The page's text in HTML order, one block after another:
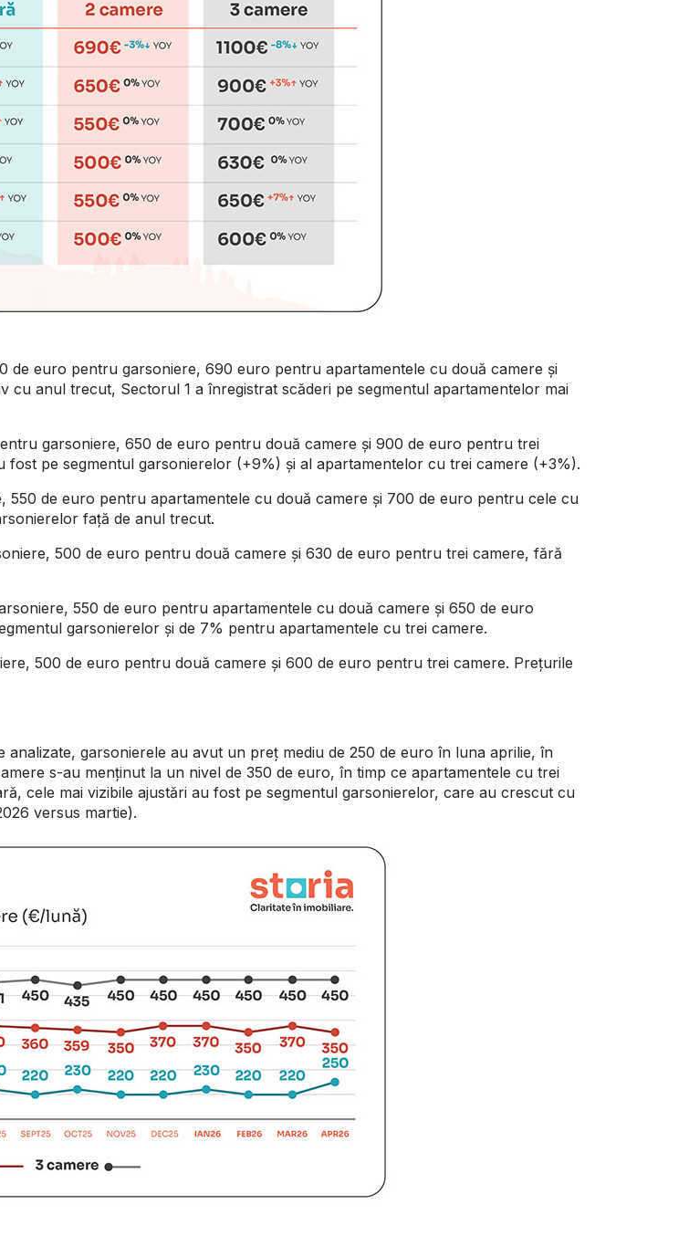
de euro pentru garsoniere, 690 euro pentru apartamentele cu două camere și
cu anul trecut, Sectorul 1 a înregistrat scăderi pe segmentul apartamentelor mai
garsoniere, 650 de euro pentru două camere și 900 de euro pentru trei
pe segmentul garsonierelor (+9%) și al apartamentelor cu trei camere (+3%).
de euro pentru apartamentele cu două camere și 700 de euro pentru cele cu
față de anul trecut.
500 de euro pentru două camere și 630 de euro pentru trei camere, fără
550 de euro pentru apartamentele cu două camere și 650 de euro
garsonierelor și de 7% pentru apartamentele cu trei camere.
500 de euro pentru două camere și 600 de euro pentru trei camere. Prețurile
garsonierele au avut un preț mediu de 250 de euro în luna aprilie, în
s-au menținut la un nivel de 350 de euro, în timp ce apartamentele cu trei
cele mai vizibile ajustări au fost pe segmentul garsonierelor, care au crescut cu
versus martie).